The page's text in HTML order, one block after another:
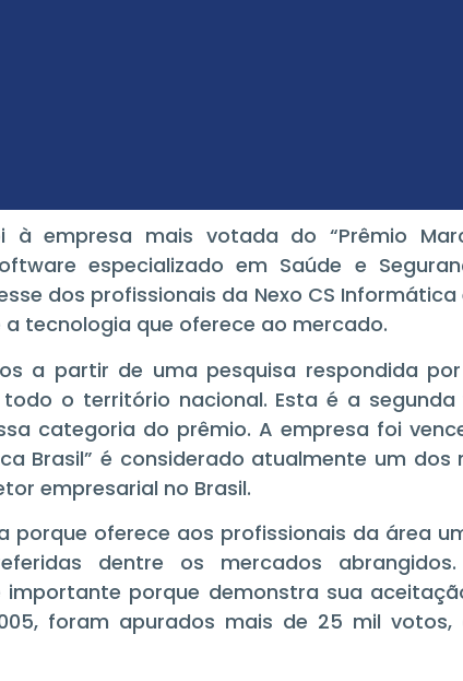
à empresa mais votada do “Prêmio
especializado em Saúde e
dos profissionais da Nexo CS
a tecnologia que oferece ao mercado.
a partir de uma pesquisa respondida
o território nacional. Esta é a segunda
categoria do prêmio. A empresa foi
Brasil” é considerado atualmente um
empresarial no Brasil.
porque oferece aos profissionais da área
dentre os mercados
importante porque demonstra sua
foram apurados mais de 25 mil votos,